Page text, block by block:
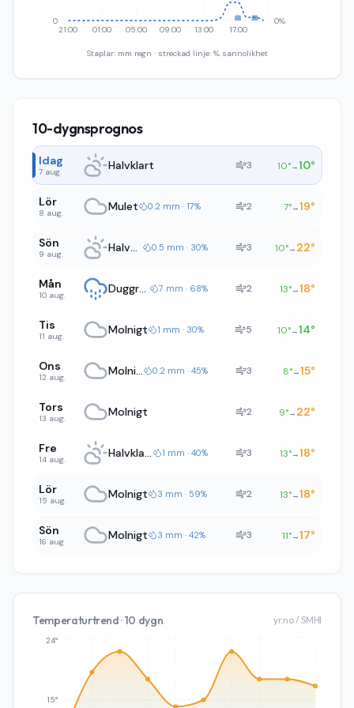
21:00 01:00 05:00 09:00 13:00 17:00
0 0%
Staplar: mm regn · streckad linje: % sannolikhet
10-dygnsprognos
Idag
7 aug. Halvklart 3 10°→10°
Lör
8 aug. Mulet 0.2 mm · 17% 2 7°→19°
Sön
9 aug. Halvklart 0.5 mm · 30% 3 10°→ 22°
Mån
10 aug. Duggregn 7 mm · 68% 2 13°→18°
Tis
11 aug. Molnigt 1 mm · 30% 5 10°→14°
Ons
12 aug. Molnigt 0.2 mm · 45% 3 8°→15°
Tors
13 aug. Molnigt 2 9°→ 22°
Fre
14 aug. Halvklart 1 mm · 40% 3 13°→18°
Lör
15 aug. Molnigt 3 mm · 59% 2 13°→18°
Sön
16 aug. Molnigt 3 mm · 42% 3 11°→17°
Temperaturtrend · 10 dygn yr.no / SMHI
15°
24°